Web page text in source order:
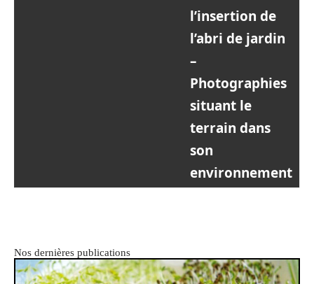
l’insertion de
l’abri de jardin
–
Photographies
situant le
terrain dans
son
environnement
Nos dernières publications